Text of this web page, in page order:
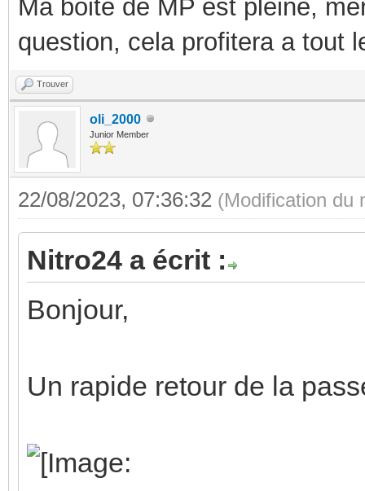
Ma boite de MP est pleine,
question, cela profitera a tout
Trouver
oli_2000
Junior Member
22/08/2023, 07:36:32 (Modification du
Nitro24 a écrit :
Bonjour,
Un rapide retour de la